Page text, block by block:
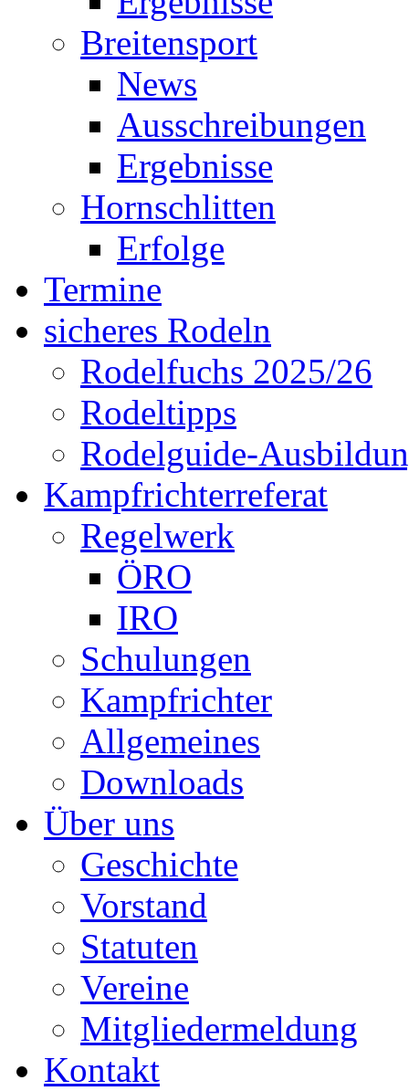
Breitensport
News
Ausschreibungen
Ergebnisse
Hornschlitten
Erfolge
Termine
sicheres Rodeln
Rodelfuchs 2025/26
Rodeltipps
Rodelguide-
Kampfrichterreferat
Regelwerk
ÖRO
IRO
Schulungen
Kampfrichter
Allgemeines
Downloads
Über uns
Geschichte
Vorstand
Statuten
Vereine
Mitgliedermeldung
Kontakt